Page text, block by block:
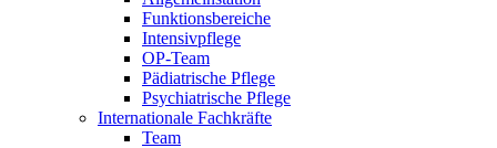
Funktionsbereiche
Intensivpflege
OP-Team
Pädiatrische Pflege
Psychiatrische Pflege
Internationale Fachkräfte
Team